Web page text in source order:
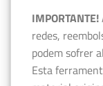
IMPORTANTE!
redes,
podem sofrer
Esta